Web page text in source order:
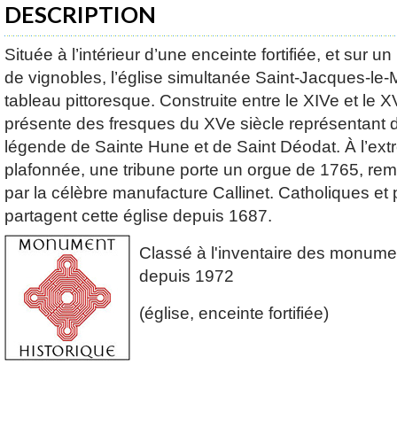
DESCRIPTION
Située à l’intérieur d’une enceinte fortifiée, et sur
de vignobles, l’église simultanée Saint-Jacques-le-
tableau pittoresque. Construite entre le XIVe et le
présente des fresques du XVe siècle représentant
légende de Sainte Hune et de Saint Déodat. À
plafonnée, une tribune porte un orgue de 1765,
par la célèbre manufacture Callinet. Catholiques et
partagent cette église depuis 1687.
Classé à l'inventaire des
depuis 1972
(église, enceinte fortifiée)